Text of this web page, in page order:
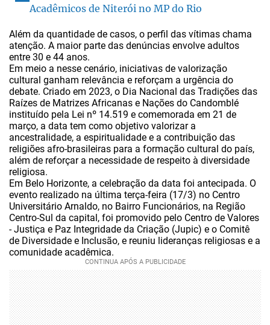
Acadêmicos de Niterói no MP do Rio
Além da quantidade de casos, o perfil das vítimas chama
atenção. A maior parte das denúncias envolve adultos
entre 30 e 44 anos.
Em meio a nesse cenário, iniciativas de valorização
cultural ganham relevância e reforçam a urgência do
debate. Criado em 2023, o Dia Nacional das Tradições das
Raízes de Matrizes Africanas e Nações do Candomblé
instituído pela Lei nº 14.519 e comemorada em 21 de
março, a data tem como objetivo valorizar a
ancestralidade, a espiritualidade e a contribuição das
religiões afro-brasileiras para a formação cultural do país,
além de reforçar a necessidade de respeito à diversidade
religiosa.
Em Belo Horizonte, a celebração da data foi antecipada. O
evento realizado na última terça-feira (17/3) no Centro
Universitário Arnaldo, no Bairro Funcionários, na Região
Centro-Sul da capital, foi promovido pelo Centro de Valores
- Justiça e Paz Integridade da Criação (Jupic) e o Comitê
de Diversidade e Inclusão, e reuniu lideranças religiosas e a
comunidade acadêmica.